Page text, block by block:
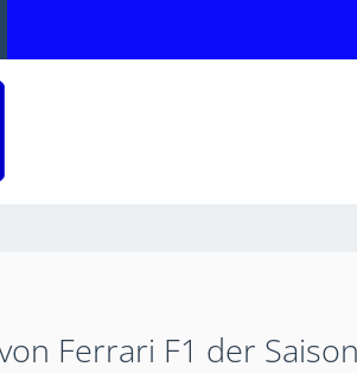
Ferrari F1 der